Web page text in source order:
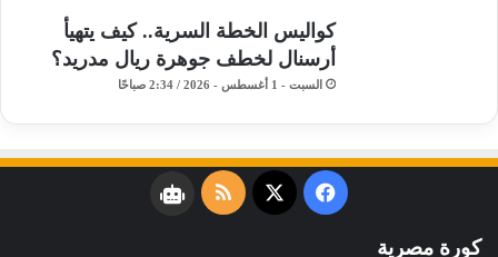
كواليس الخطة السرية.. كيف يتهيأ
أرسنال لخطف جوهرة ريال مدريد؟
السبت - 1 أغسطس - 2026 / 2:34 صباحًا
فيسبوك
‫X
ملخصنبض
كورة مصرية